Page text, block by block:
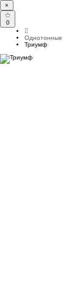
×
0
Однотонные
Триумф